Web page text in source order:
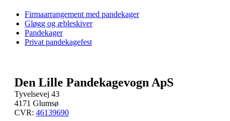
Firmaarrangement med pandekager
Gløgg og æbleskiver
Pandekager
Privat pandekagefest
Den Lille Pandekagevogn ApS
Tyvelsevej 43
4171 Glumsø
CVR: 46139690